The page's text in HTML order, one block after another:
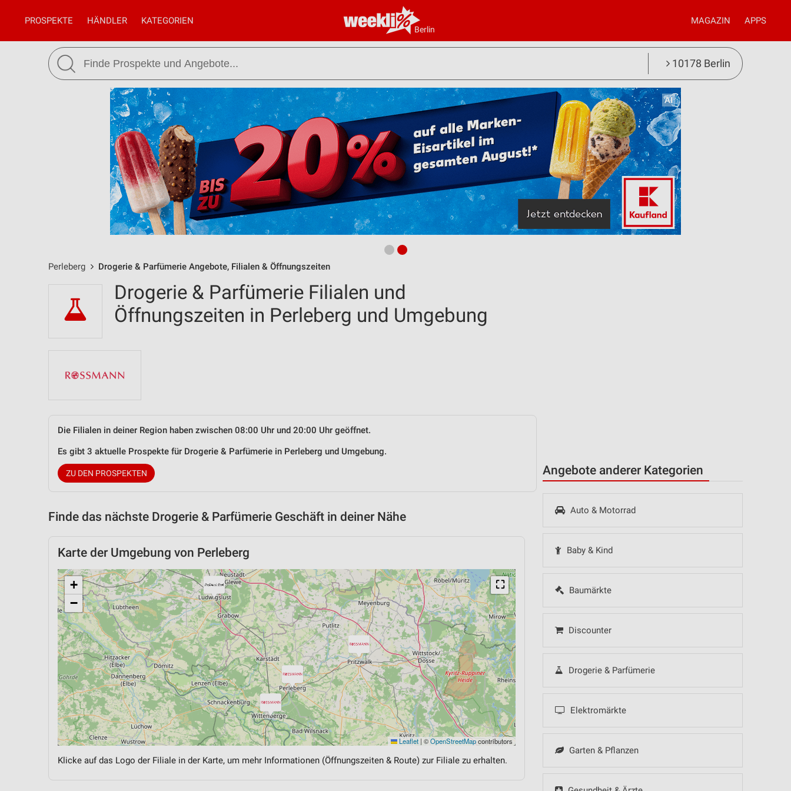
Berlin
PROSPEKTE HÄNDLER KATEGORIEN MAGAZIN APPS
10178 Berlin
Perleberg Drogerie & Parfümerie Angebote, Filialen & Öffnungszeiten
Angebote anderer Kategorien
Auto & Motorrad
Baby & Kind
Baumärkte
Discounter
Drogerie & Parfümerie
Elektromärkte
Garten & Pflanzen
Drogerie & Parfümerie Filialen und
Öffnungszeiten in Perleberg und Umgebung
Die Filialen in deiner Region haben zwischen 08:00 Uhr und 20:00 Uhr geöffnet.
Es gibt 3 aktuelle Prospekte für Drogerie & Parfümerie in Perleberg und Umgebung.
ZU DEN PROSPEKTEN
Finde das nächste Drogerie & Parfümerie Geschäft in deiner Nähe
Karte der Umgebung von Perleberg
⛶
+
−
Leaflet | ©OpenStreetMapcontributors
Klicke auf das Logo der Filiale in der Karte, um mehr Informationen (Öffnungszeiten & Route) zur Filiale zu erhalten.